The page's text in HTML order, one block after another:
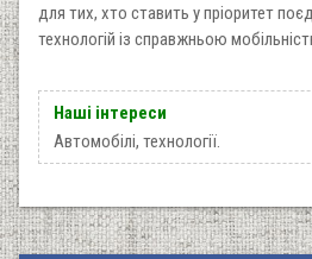
для тих, хто ставить у пріоритет
технологій із справжньою
Наші інтереси
Автомобілі, технології.